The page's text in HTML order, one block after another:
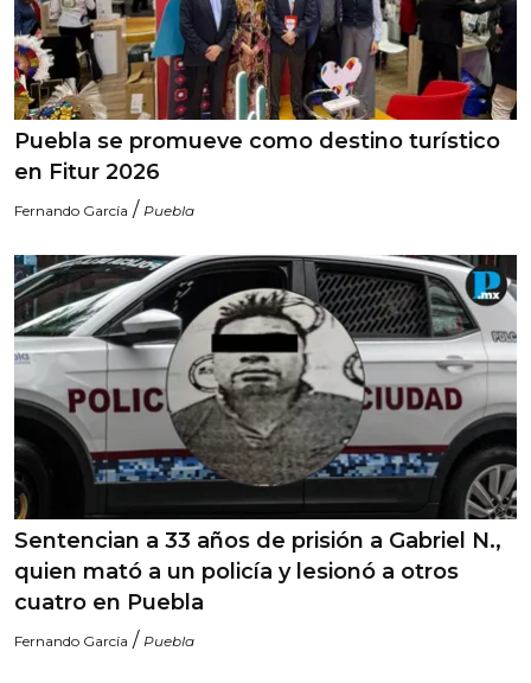
Puebla se promueve como destino turístico
en Fitur 2026
Fernando García / Puebla
Sentencian a 33 años de prisión a Gabriel N.,
quien mató a un policía y lesionó a otros
cuatro en Puebla
Fernando García / Puebla